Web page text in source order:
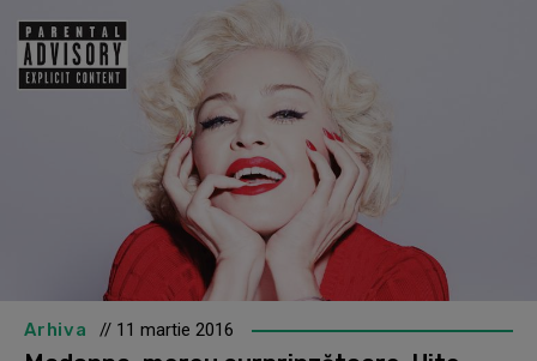
Arhiva // 11 martie 2016